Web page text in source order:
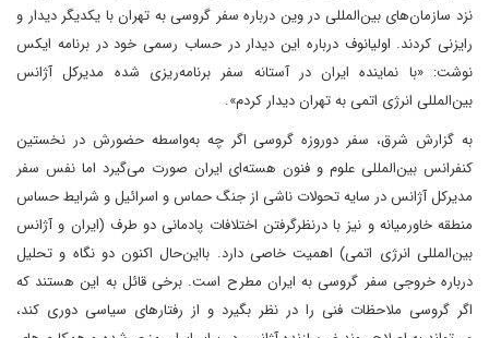
نزد سازمان‌های بین‌المللی در وین درباره سفر گروسی به تهران با یکدیگر دیدار و
رایزنی کردند. اولیانوف درباره این دیدار در حساب رسمی خود در برنامه ایکس
نوشت: «با نماینده ایران در آستانه سفر برنامه‌ریزی شده مدیرکل آژانس
بین‌المللی انرژی اتمی به تهران دیدار کردم».
به گزارش شرق، سفر دو‌روزه گروسی اگر چه به‌واسطه حضورش در نخستین
کنفرانس بین‌المللی علوم و فنون هسته‌ای ایران صورت می‌گیرد اما نفس سفر
مدیرکل آژانس در سایه تحولات ناشی از جنگ حماس و اسرائیل و شرایط حساس
منطقه خاورمیانه و نیز با در‌نظر‌گرفتن اختلافات پادمانی دو طرف (ایران و آژانس
بین‌المللی انرژی اتمی) اهمیت خاصی دارد. بااین‌حال اکنون دو نگاه و تحلیل
درباره خروجی سفر گروسی به ایران مطرح است. برخی قائل به این هستند که
اگر گروسی ملاحظات فنی را در نظر بگیرد و از رفتارهای سیاسی دوری کند،